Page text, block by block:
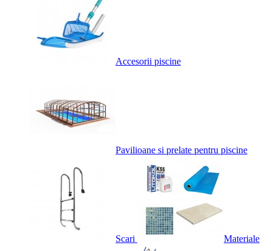
Accesorii piscine
Pavilioane si prelate pentru piscine
Scari Materiale